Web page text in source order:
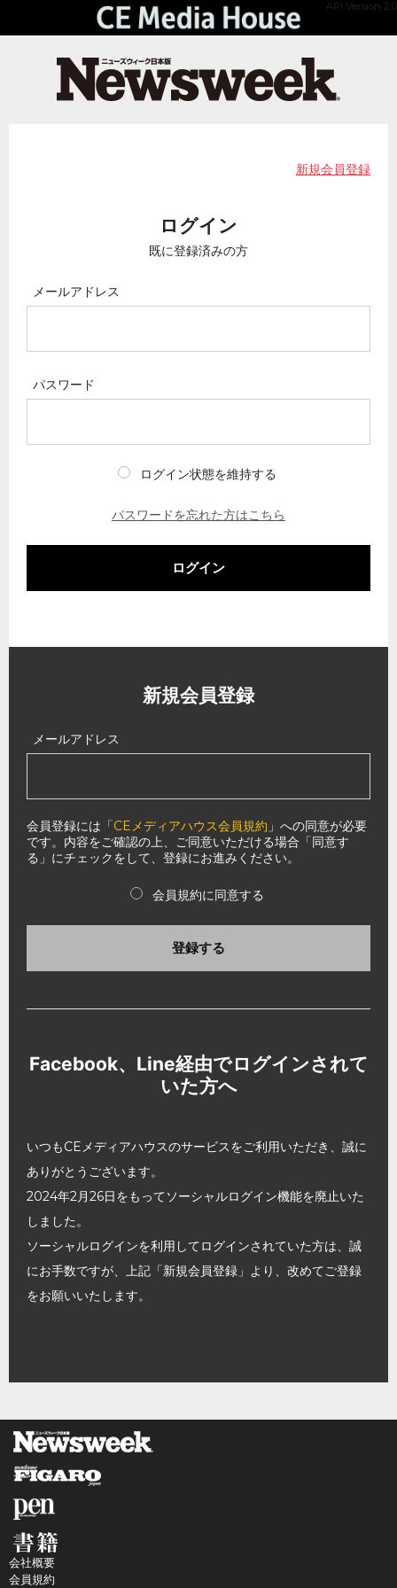
API Version 2.0
新規会員登録
ログイン
既に登録済みの方
メールアドレス
パスワード
ログイン状態を維持する
パスワードを忘れた方はこちら
ログイン
新規会員登録
メールアドレス
会員登録には「CEメディアハウス会員規約 」への同意が必要
です。内容をご確認の上、ご同意いただける場合「同意す
る」にチェックをして、登録にお進みください。
会員規約に同意する
登録する
Facebook、Line経由でログインされて
いた方へ
いつもCEメディアハウスのサービスをご利用いただき、誠に
ありがとうございます。
2024年2月26日をもってソーシャルログイン機能を廃止いた
しました。
ソーシャルログインを利用してログインされていた方は、誠
にお手数ですが、上記「新規会員登録」より、改めてご登録
をお願いいたします。
会社概要
会員規約